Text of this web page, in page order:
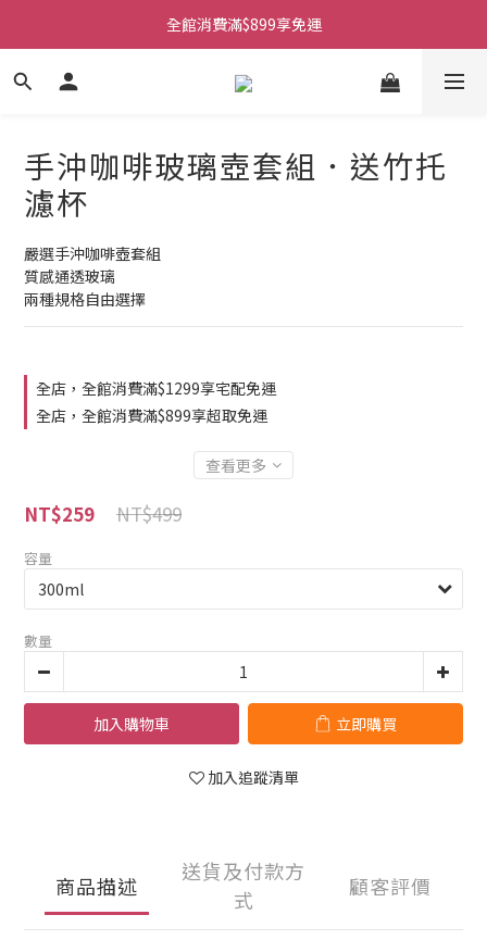
全館消費滿$899享免運
手沖咖啡玻璃壺套組．送竹托
濾杯
嚴選手沖咖啡壺套組
質感通透玻璃
兩種規格自由選擇
全店，全館消費滿$1299享宅配免運
全店，全館消費滿$899享超取免運
查看更多
NT$499
NT$259
容量
數量
加入購物車 立即購買
加入追蹤清單
商品描述
送貨及付款方
式
顧客評價